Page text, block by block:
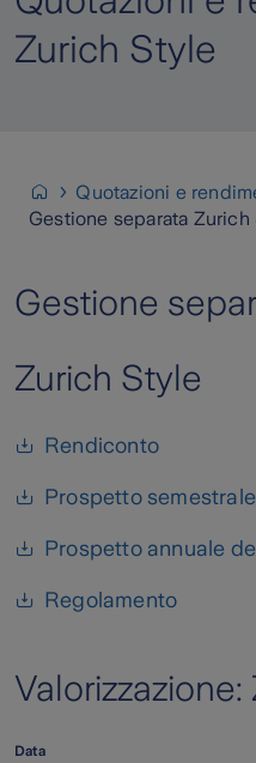
Zurich Style
Quotazioni e
Gestione separata Zurich
Gestione
Zurich Style
Rendiconto
Prospetto
Prospetto annuale
Regolamento
Data